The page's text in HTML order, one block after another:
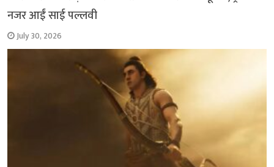
नजर आईं साई पल्लवी
July 30, 2026